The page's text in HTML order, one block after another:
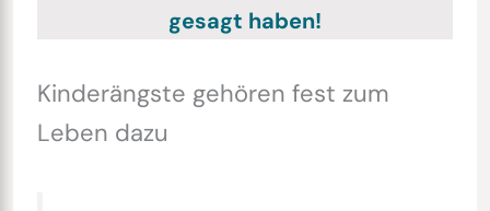
gesagt haben!
Kinderängste gehören fest zum
Leben dazu